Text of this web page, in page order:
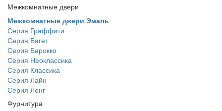
Межкомнатные двери
Межкомнатные двери Эмаль
Серия Граффити
Серия Багет
Серия Барокко
Серия Неоклассика
Серия Классика
Серия Лайн
Серия Лонг
Фурнитура